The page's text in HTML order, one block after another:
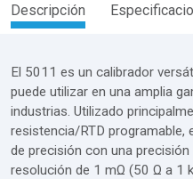
Descripción
El 5011 es un calibrador
puede utilizar en una amplia
industrias. Utilizado
resistencia/RTD
de precisión con una
resolución de 1 mΩ (50 Ω a 1